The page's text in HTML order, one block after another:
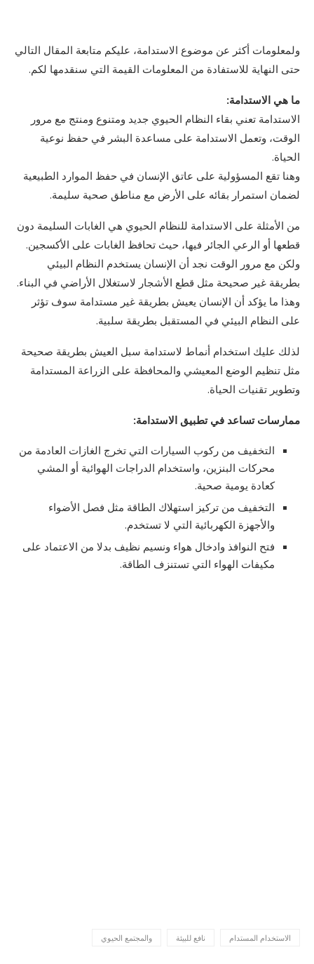
ولمعلومات أكثر عن موضوع الاستدامة، عليكم متابعة المقال التالي
حتى النهاية للاستفادة من المعلومات القيمة التي سنقدمها لكم.
ما هي الاستدامة:
الاستدامة تعني بقاء النظام الحيوي جديد ومتنوع ومنتج مع مرور
الوقت، وتعمل الاستدامة على مساعدة البشر في حفظ نوعية
الحياة.
وهنا تقع المسؤولية على عاتق الإنسان في حفظ الموارد الطبيعية
لضمان استمرار بقائه على الأرض مع مناطق صحية سليمة.
من الأمثلة على الاستدامة للنظام الحيوي هي الغابات السليمة دون
قطعها أو الرعي الجائر فيها، حيث تحافظ الغابات على الأكسجين.
ولكن مع مرور الوقت نجد أن الإنسان يستخدم النظام البيئي
بطريقة غير صحيحة مثل قطع الأشجار لاستغلال الأراضي في البناء.
وهذا ما يؤكد أن الإنسان يعيش بطريقة غير مستدامة سوف تؤثر
على النظام البيئي في المستقبل بطريقة سلبية.
لذلك عليك استخدام أنماط لاستدامة سبل العيش بطريقة صحيحة
مثل تنظيم الوضع المعيشي والمحافظة على الزراعة المستدامة
وتطوير تقنيات الحياة.
ممارسات تساعد في تطبيق الاستدامة:
التخفيف من ركوب السيارات التي تخرج الغازات العادمة من
محركات البنزين، واستخدام الدراجات الهوائية أو المشي
كعادة يومية صحية.
التخفيف من تركيز استهلاك الطاقة مثل فصل الأضواء
والأجهزة الكهربائية التي لا تستخدم.
فتح النوافذ وادخال هواء ونسيم نظيف بدلا من الاعتماد على
مكيفات الهواء التي تستنزف الطاقة.
الاستخدام المستدام نافع للبيئة والمجتمع الحيوي